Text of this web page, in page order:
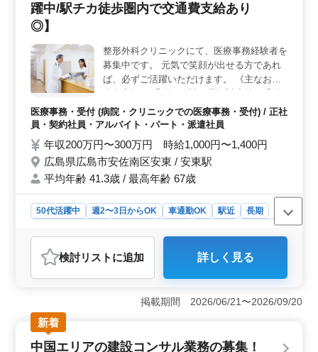
利です。交通費は全額支給されるため、スタッフは経済
的負担なく通勤できます。このサポートにより、スタッ
フは仕事に集中しやすくなり、ストレスを軽減しながら
安心して勤務できます。 ＜50代の方ご活躍中＞ 当
クリニックでは、幅広い年齢層のスタッフが活躍してい
ます。特に50代の方が多く、経験豊富なベテランスタッ
フとして、クリニックの運営に貢献しています。経験者
りの個性や経験を活かして活躍できる環境が整っていま
す。
躍中/駅チカ徒歩圏内で交通費支給あり
◎】
整形外科クリニックにて、医療事務経験者を
募集中です。 元気で笑顔が出せる方であれ
ば、必ずご活躍いただけます。 《主なお仕
業務全般 ・カルテやレセプトの作成、管理
・診療補助業務 等 《特徴等》 ＊50代の方も
みの出勤もOK ＊出勤曜日、時間等もお気軽
にご相談ください 経験者であればどなたで
も応募可能！ まずは詳細等、お問い合わせ
ください！
医療事務・受付 (病院・クリニックでの医療事務・受付) / 正社
員・契約社員・アルバイト・パート・派遣社員
年収200万円〜300万円 時給1,000円〜1,400円
広島県広島市安佐南区安東 / 安東駅
平均年齢 41.3歳 / 最高年齢 67歳
50代活躍中 週2〜3日からOK 車通勤OK 駅近
長期
派遣社員
医療事務・受付
おすすめポイント
＜ベテラン経験者の活躍＞ 経験豊富な医療事務のベテ
ランがクリニック内で重要な役割を果たしています。彼
らの豊富な経験と高度なスキルは、クリニックの運営に
大きな貢献をしています。患者様との円滑なコミュニケ
ーションや正確な書類作成など、彼らの専門知識はクリ
検討リスト に追加 詳しく見る
掲載期間 2026/06/21〜2026/09/20
新着
中国エリアの建設コンサル業務の募集！